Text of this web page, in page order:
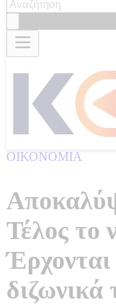
ΟΙΚΟΝΟΜΙΑ
Τέλος το
διζωνικά